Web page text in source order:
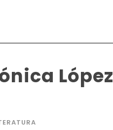
López